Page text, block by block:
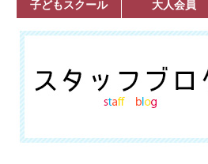
子どもスクール
ベビーコース
幼児コース
小学生コース
育成コース
選手コース
キッズパーク(体操教
室)
クラシックバレエ
ボルダリング
■入会案内
大人会員
いきいきコース
トライアスロン
フィットネス
■入会案内